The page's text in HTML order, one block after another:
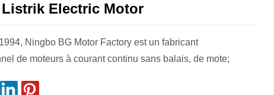
Listrik Electric Motor
Ningbo BG Motor Factory est un fabricant
de moteurs à courant continu sans balais, de mote;